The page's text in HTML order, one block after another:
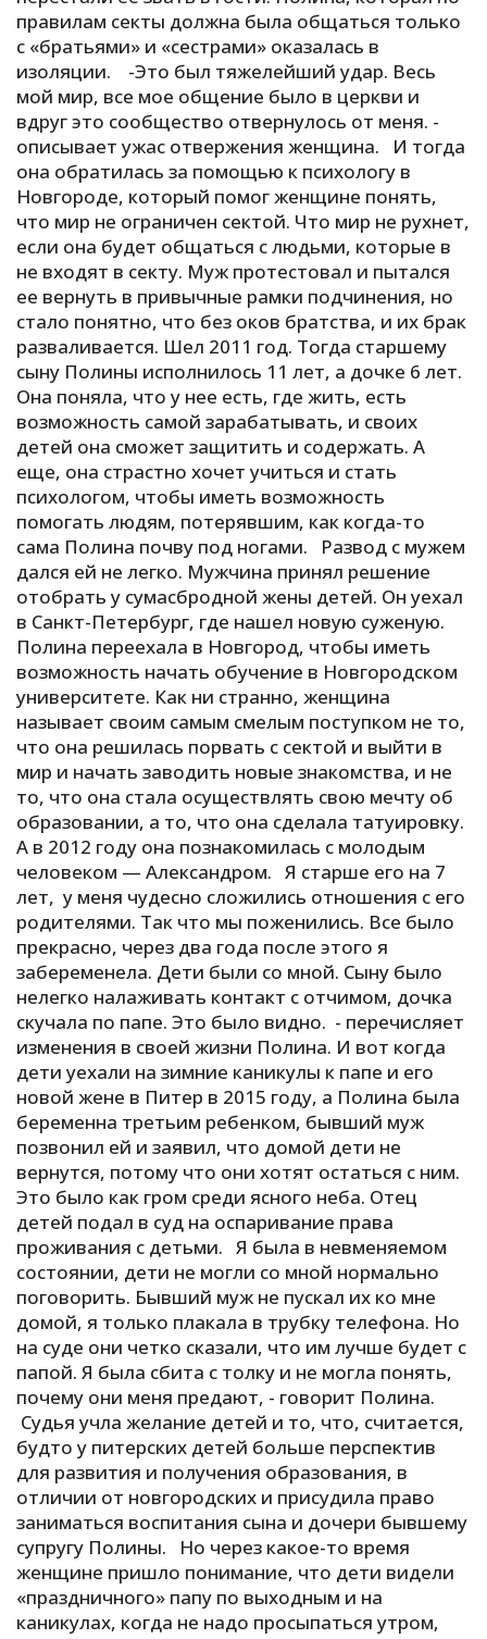
правилам секты должна была общаться только
с «братьями» и «сестрами» оказалась в
изоляции. -Это был тяжелейший удар. Весь
мой мир, все мое общение было в церкви и
вдруг это сообщество отвернулось от меня. -
описывает ужас отвержения женщина. И тогда
она обратилась за помощью к психологу в
Новгороде, который помог женщине понять,
что мир не ограничен сектой. Что мир не рухнет,
если она будет общаться с людьми, которые в
не входят в секту. Муж протестовал и пытался
ее вернуть в привычные рамки подчинения, но
стало понятно, что без оков братства, и их брак
разваливается. Шел 2011 год. Тогда старшему
сыну Полины исполнилось 11 лет, а дочке 6 лет.
Она поняла, что у нее есть, где жить, есть
возможность самой зарабатывать, и своих
детей она сможет защитить и содержать. А
еще, она страстно хочет учиться и стать
психологом, чтобы иметь возможность
помогать людям, потерявшим, как когда-то
сама Полина почву под ногами. Развод с мужем
дался ей не легко. Мужчина принял решение
отобрать у сумасбродной жены детей. Он уехал
в Санкт-Петербург, где нашел новую суженую.
Полина переехала в Новгород, чтобы иметь
возможность начать обучение в Новгородском
университете. Как ни странно, женщина
называет своим самым смелым поступком не то,
что она решилась порвать с сектой и выйти в
мир и начать заводить новые знакомства, и не
то, что она стала осуществлять свою мечту об
образовании, а то, что она сделала татуировку.
А в 2012 году она познакомилась с молодым
человеком — Александром. Я старше его на 7
лет, у меня чудесно сложились отношения с его
родителями. Так что мы поженились. Все было
прекрасно, через два года после этого я
забеременела. Дети были со мной. Сыну было
нелегко налаживать контакт с отчимом, дочка
скучала по папе. Это было видно. - перечисляет
изменения в своей жизни Полина. И вот когда
дети уехали на зимние каникулы к папе и его
новой жене в Питер в 2015 году, а Полина была
беременна третьим ребенком, бывший муж
позвонил ей и заявил, что домой дети не
вернутся, потому что они хотят остаться с ним.
Это было как гром среди ясного неба. Отец
детей подал в суд на оспаривание права
проживания с детьми. Я была в невменяемом
состоянии, дети не могли со мной нормально
поговорить. Бывший муж не пускал их ко мне
домой, я только плакала в трубку телефона. Но
на суде они четко сказали, что им лучше будет с
папой. Я была сбита с толку и не могла понять,
почему они меня предают, - говорит Полина.
Судья учла желание детей и то, что, считается,
будто у питерских детей больше перспектив
для развития и получения образования, в
отличии от новгородских и присудила право
заниматься воспитания сына и дочери бывшему
супругу Полины. Но через какое-то время
женщине пришло понимание, что дети видели
«праздничного» папу по выходным и на
каникулах, когда не надо просыпаться утром,